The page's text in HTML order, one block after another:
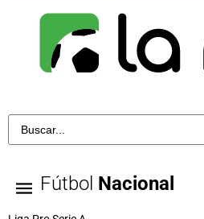
Fútbol Nacional